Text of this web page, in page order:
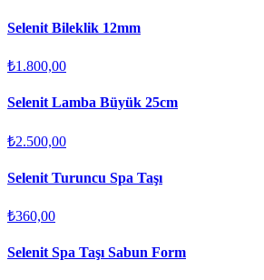
Selenit Bileklik 12mm
₺1.800,00
Selenit Lamba Büyük 25cm
₺2.500,00
Selenit Turuncu Spa Taşı
₺360,00
Selenit Spa Taşı Sabun Form